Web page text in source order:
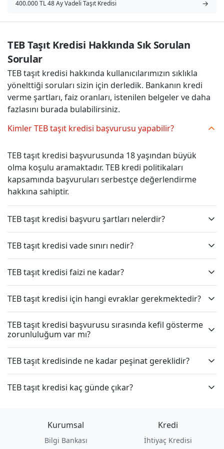
400.000 TL 48 Ay Vadeli Taşıt Kredisi →
TEB Taşıt Kredisi Hakkında Sık Sorulan
Sorular
TEB taşıt kredisi hakkında kullanıcılarımızın sıklıkla
yönelttiği soruları sizin için derledik. Bankanın kredi
verme şartları, faiz oranları, istenilen belgeler ve daha
fazlasını burada bulabilirsiniz.
Kimler TEB taşıt kredisi başvurusu yapabilir?
TEB taşıt kredisi başvurusunda 18 yaşından büyük
olma koşulu aramaktadır. TEB kredi politikaları
kapsamında başvuruları serbestçe değerlendirme
hakkına sahiptir.
TEB taşıt kredisi başvuru şartları nelerdir?
TEB taşıt kredisi vade sınırı nedir?
TEB taşıt kredisi faizi ne kadar?
TEB taşıt kredisi için hangi evraklar gerekmektedir?
TEB taşıt kredisi başvurusu sırasında kefil gösterme
zorunluluğum var mı?
TEB taşıt kredisinde ne kadar peşinat gereklidir?
TEB taşıt kredisi kaç günde çıkar?
Kurumsal
Bilgi Bankası
Kredi
İhtiyaç Kredisi